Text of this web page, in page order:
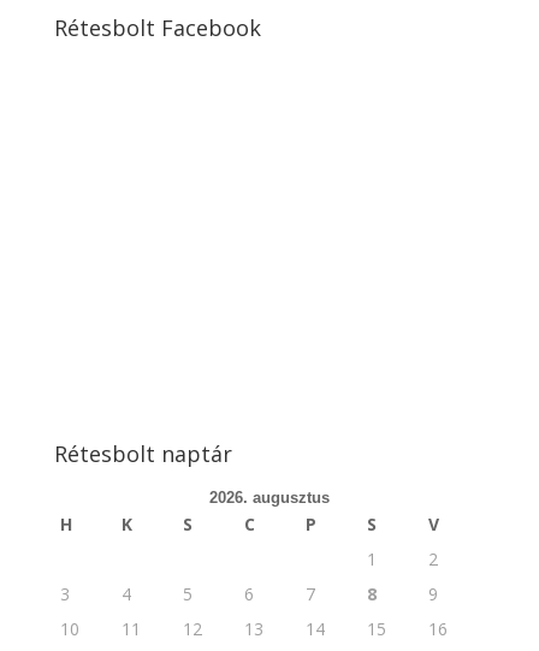
Rétesbolt Facebook
Rétesbolt naptár
2026. augusztus
H K S C P S
V
1
2
3
4 5 6 7 8
9
10
11 12 13 14 15
16